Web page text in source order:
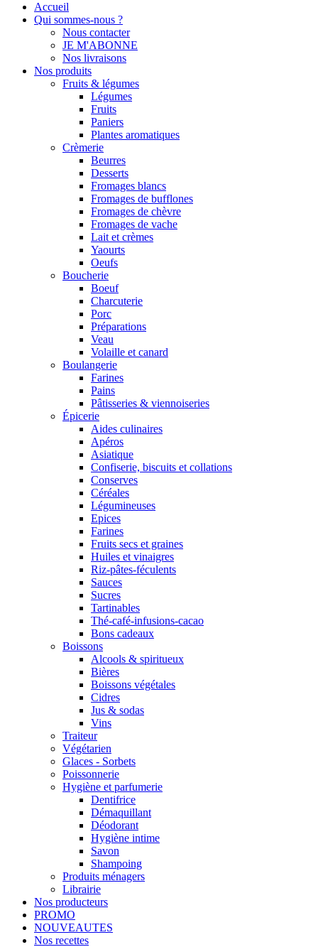
Accueil
Qui sommes-nous ?
Nous contacter
JE M'ABONNE
Nos livraisons
Nos produits
Fruits & légumes
Légumes
Fruits
Paniers
Plantes aromatiques
Crèmerie
Beurres
Desserts
Fromages blancs
Fromages de bufflones
Fromages de chèvre
Fromages de vache
Lait et crèmes
Yaourts
Oeufs
Boucherie
Boeuf
Charcuterie
Porc
Préparations
Veau
Volaille et canard
Boulangerie
Farines
Pains
Pâtisseries & viennoiseries
Épicerie
Aides culinaires
Apéros
Asiatique
Confiserie, biscuits et collations
Conserves
Céréales
Légumineuses
Epices
Farines
Fruits secs et graines
Huiles et vinaigres
Riz-pâtes-féculents
Sauces
Sucres
Tartinables
Thé-café-infusions-cacao
Bons cadeaux
Boissons
Alcools & spiritueux
Bières
Boissons végétales
Cidres
Jus & sodas
Vins
Traiteur
Végétarien
Glaces - Sorbets
Poissonnerie
Hygiène et parfumerie
Dentifrice
Démaquillant
Déodorant
Hygiène intime
Savon
Shampoing
Produits ménagers
Librairie
Nos producteurs
PROMO
NOUVEAUTES
Nos recettes